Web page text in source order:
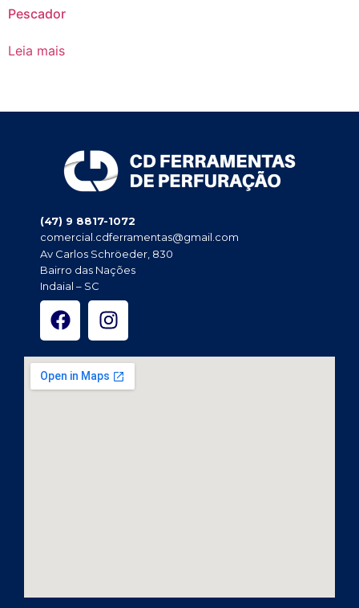
Pescador
Leia mais
(47) 9 8817-1072
comercial.cdferramentas@gmail.com
Av Carlos Schröeder, 830
Bairro das Nações
Indaial – SC